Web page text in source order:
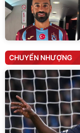
CHUYỂN NHƯỢNG